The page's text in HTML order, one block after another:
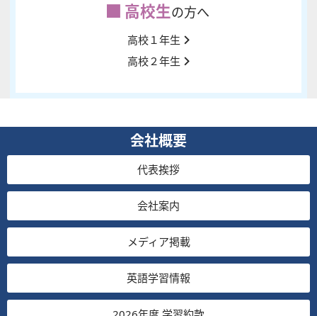
高校生の方へ
高校１年生
高校２年生
会社概要
代表挨拶
会社案内
メディア掲載
英語学習情報